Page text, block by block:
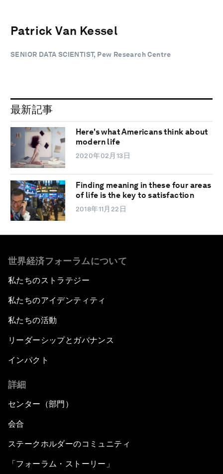
Patrick Van Kessel
SENIOR DATA SCIENTIST, Pew Research Centre
最新記事
Here's what Americans think about
modern life
2020年02月13日
Finding meaning in these four areas
of life is the key to satisfaction
2018年11月22日
世界経済フォーラムについて
私たちのストラテジー
私たちのアイデンティティ
私たちの活動
リーダーシップとガバナンス
インパクト
詳細
センター（部門）
会合
ステークホルダーのコミュニティ
「フォーラム・ストーリー」